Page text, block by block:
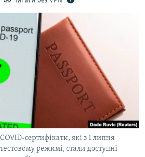
КРИМУ
сертифікати, які з 1 липня
режимі, стали доступні